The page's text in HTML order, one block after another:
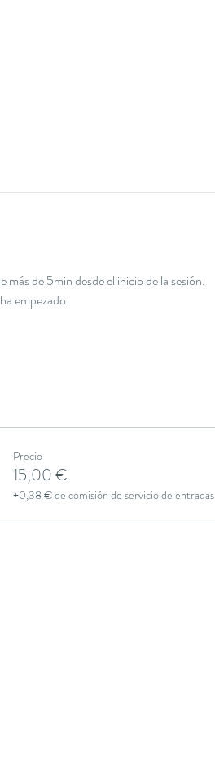
de 5min desde el inicio de la sesión.
empezado.
Precio
15,00 €
+0,38 € de comisión de servicio de entradas